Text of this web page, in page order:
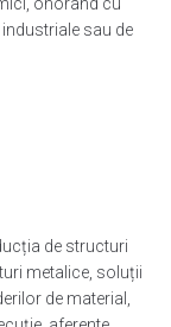
onorând cu
sau de
de structuri
metalice, soluții
de material,